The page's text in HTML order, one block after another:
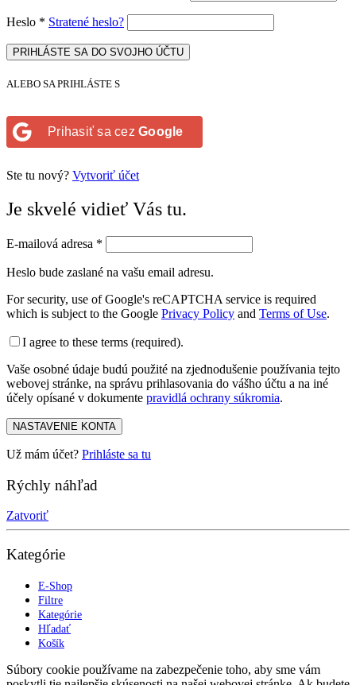
Heslo * Stratené heslo?
PRIHLÁSTE SA DO SVOJHO ÚČTU
ALEBO SA PRIHLÁSTE S
Prihasiť sa cez Google
Ste tu nový? Vytvoriť účet
Je skvelé vidieť Vás tu.
E-mailová adresa *
Heslo bude zaslané na vašu email adresu.
For security, use of Google's reCAPTCHA service is required
which is subject to the Google Privacy Policy and Terms of Use.
I agree to these terms (required).
Vaše osobné údaje budú použité na zjednodušenie používania tejto
webovej stránke, na správu prihlasovania do vášho účtu a na iné
účely opísané v dokumente pravidlá ochrany súkromia.
NASTAVENIE KONTA
Už mám účet? Prihláste sa tu
Rýchly náhľad
Zatvoriť
Kategórie
E-Shop
Filtre
Kategórie
Hľadať
Košík
Súbory cookie používame na zabezpečenie toho, aby sme vám